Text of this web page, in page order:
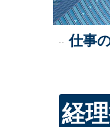
仕事
経